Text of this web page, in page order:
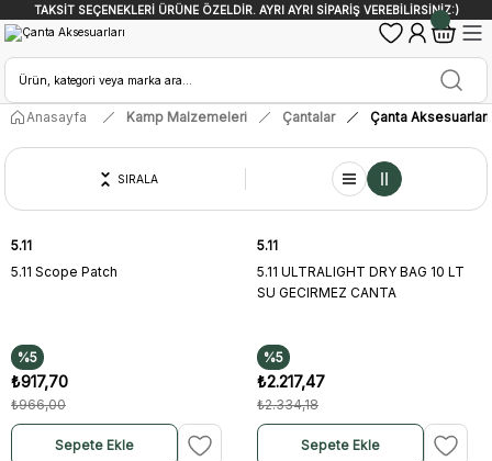
TAKSİT SEÇENEKLERİ ÜRÜNE ÖZELDİR. AYRI AYRI SİPARİŞ VEREBİLİRSİNİZ:)
Anasayfa Kamp Malzemeleri Çantalar Çanta Aksesuarları
SIRALA
5.11
5.11 Scope Patch
%5
₺917,70
₺966,00
Sepete Ekle
5.11
5.11 ULTRALIGHT DRY BAG 10 LT
SU GECIRMEZ CANTA
%5
₺2.217,47
₺2.334,18
Sepete Ekle